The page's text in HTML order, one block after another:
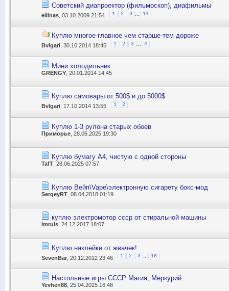
Советский диапроектор (фильмоскоп), диафильмы
ellinas , 03.10.2009 21:54 1 2 3 14
Куплю многое-главное чем старше-тем дороже
Bvlgari , 30.10.2014 18:45 1 2 3 4
Мини холодильник
GRENGY , 20.01.2014 14:45
Куплю самовары от 500$ и до 5000$
Bvlgari , 17.10.2014 13:55 1 2
Куплю 1-3 рулона старых обоев
Приморье , 28.06.2025 19:30
Куплю бумагу А4, чистую с одной стороны
TafT , 28.06.2025 07:57
Куплю Вейп\Vape\электронную сигарету бокс-мод
SergeyRT , 08.04.2018 01:19
куплю электромотор ссср от стиральной машины
Imruls , 24.12.2017 18:07
Куплю наклейки от жвачек!
SevenBar , 20.12.2012 23:46 1 2 3 ... 18
Настольные игры СССР Магия, Меркурий.
Yevhen88 , 25.04.2025 16:48